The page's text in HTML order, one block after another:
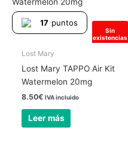
Sin
existencias
17 puntos
Lost Mary
Lost Mary TAPPO Air Kit
Watermelon 20mg
8.50€ IVA incluido
Leer más